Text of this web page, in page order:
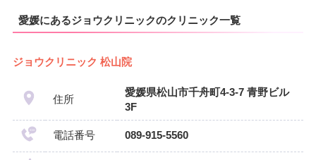
愛媛にあるジョウクリニックのクリニック一覧
ジョウクリニック 松山院
住所
愛媛県松山市千舟町4-3-7 青野ビル
3F
電話番号 089-915-5560